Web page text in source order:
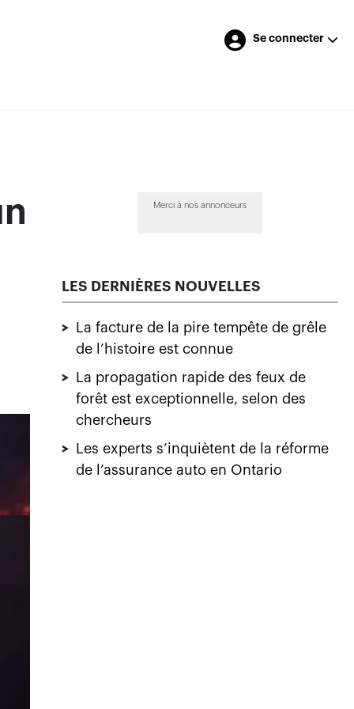
Se connecter
Merci à nos annonceurs
LES DERNIÈRES NOUVELLES
>
La facture de la pire tempête de grêle
de l’histoire est connue
>
La propagation rapide des feux de
forêt est exceptionnelle, selon des
chercheurs
>
Les experts s’inquiètent de la réforme
de l’assurance auto en Ontario